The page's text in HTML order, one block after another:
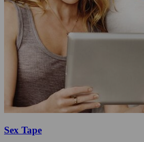
Sex Tape